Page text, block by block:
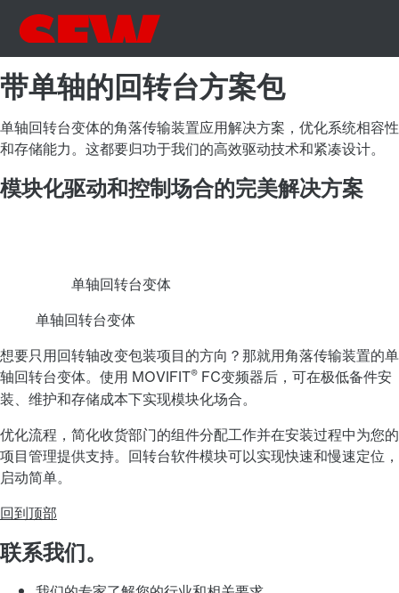
带单轴的回转台方案包
单轴回转台变体的角落传输装置应用解决方案，优化系统相容性
和存储能力。这都要归功于我们的高效驱动技术和紧凑设计。
模块化驱动和控制场合的完美解决方案
单轴回转台变体
单轴回转台变体
想要只用回转轴改变包装项目的方向？那就用角落传输装置的单
轴回转台变体。使用 MOVIFIT® FC变频器后，可在极低备件安
装、维护和存储成本下实现模块化场合。
优化流程，简化收货部门的组件分配工作并在安装过程中为您的
项目管理提供支持。回转台软件模块可以实现快速和慢速定位，
启动简单。
回到顶部
联系我们。